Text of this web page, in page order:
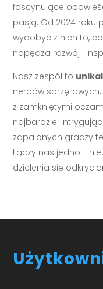
fascynujące
pasją. Od 2024 roku
wydobyć z nich to,
napędza rozwój i
Nasz zespół to
nerdów
z zamkniętymi
najbardziej
zapalonych graczy
Łączy nas jedno -
dzielenia się